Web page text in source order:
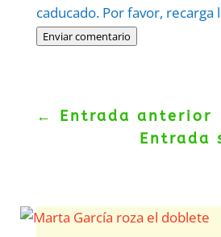
caducado. Por favor, recarga
Enviar comentario
← Entrada anterior
Entrada